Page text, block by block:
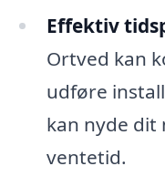
Effektiv
Ortved kan
udføre
kan nyde dit
ventetid.